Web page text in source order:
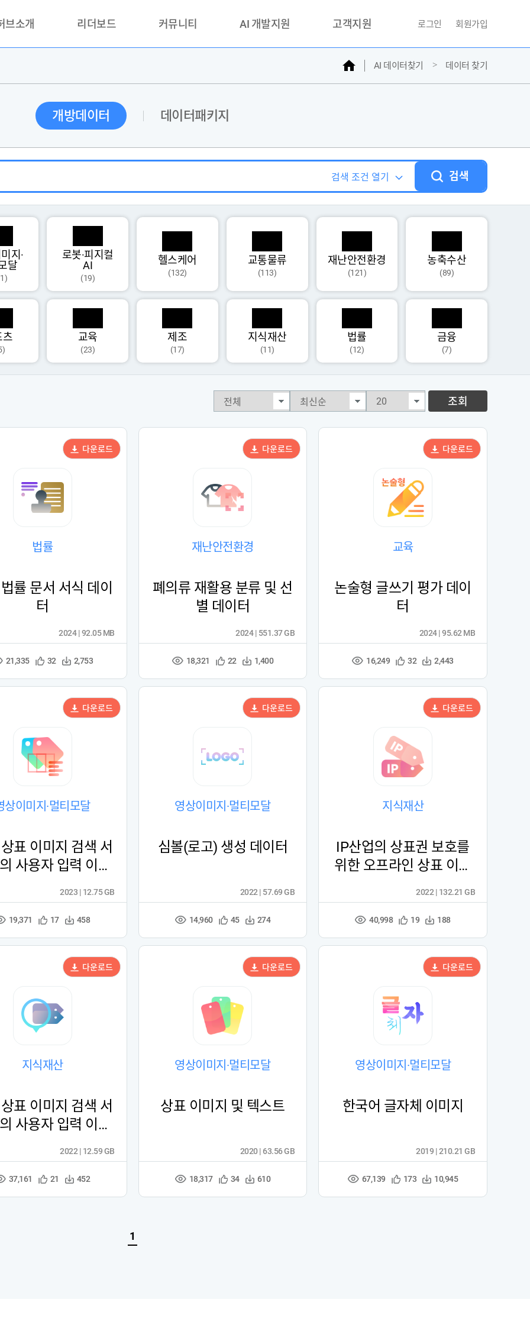
브소개
?
리더보드 커뮤니티
활용성과 우수사례
품질가이드
AI 개발지원 고객지원
문의하기
자주찾는질문
로그인 회원가입
홈 AI 데이터찾기 데이터 찾기
개방데이터 데이터패키지
검색 조건 열기 검색
지·
달
로봇·피지컬
AI
(19)
헬스케어
(132)
교통물류
(113)
재난안전환경
(121)
농축수산
(89)
츠 교육
(23)
제조
(17)
지식재산
(11)
법률
(12)
금융
(7)
조회
법률
률 문서 서식 데이
터
21,335
관
등
록
32
다
수
2,753
2024 | 92.05 MB
다운로드
재난안전환경
폐의류 재활용 분류 및 선
별 데이터
조
수
18,321
관
등
록
22
다
수
1,400
2024 | 551.37 GB
다운로드
교육
논술형 글쓰기 평가 데이
터
조
수
16,249
관
등
록
32
다
수
2,443
2024 | 95.62 MB
다운로드
상이미지·멀티모달
표 이미지 검색 서
사용자 입력 이미
19,371
관
등
록
17
다
수
458
2023 | 12.75 GB
다운로드
영상이미지·멀티모달
심볼(로고) 생성 데이터
조
수
14,960
관
등
록
45
다
수
274
2022 | 57.69 GB
다운로드
지식재산
IP산업의 상표권 보호를
위한 오프라인 상표 이미
조
수
40,998
관
등
록
19
다
수
188
2022 | 132.21 GB
다운로드
지식재산
표 이미지 검색 서
사용자 입력 이미
37,161
관
등
21
다
수
452
2022 | 12.59 GB
다운로드
영상이미지·멀티모달
상표 이미지 및 텍스트
조
수
18,317
관
등
34
다
수
610
2020 | 63.56 GB
다운로드
영상이미지·멀티모달
한국어 글자체 이미지
조
수
67,139
관
등
173
다
수
10,945
2019 | 210.21 GB
다운로드
1